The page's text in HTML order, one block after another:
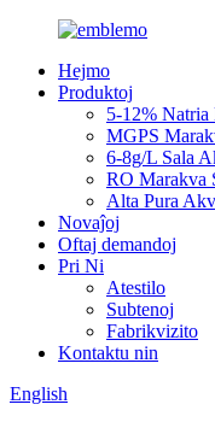
Hejmo
Produktoj
5-12%
MGPS
6-8g/L Sala
RO Marakva
Alta Pura
Novaĵoj
Oftaj demandoj
Pri Ni
Atestilo
Subtenoj
Fabrikvizito
Kontaktu nin
English